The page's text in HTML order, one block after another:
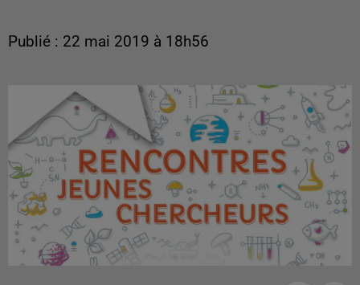
Publié : 22 mai 2019 à 18h56